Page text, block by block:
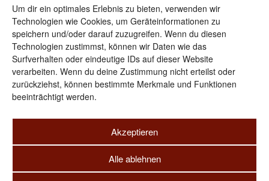
Um dir ein optimales Erlebnis zu bieten, verwenden wir
Technologien wie Cookies, um Geräteinformationen zu
speichern und/oder darauf zuzugreifen. Wenn du diesen
Technologien zustimmst, können wir Daten wie das
Surfverhalten oder eindeutige IDs auf dieser Website
verarbeiten. Wenn du deine Zustimmung nicht erteilst oder
zurückziehst, können bestimmte Merkmale und Funktionen
beeinträchtigt werden.
Akzeptieren
Alle ablehnen
Sonnenblumenkerne
Kürbiskerne